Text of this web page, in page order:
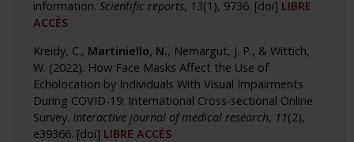
information. Scientific reports, 13(1), 9736. [doi] LIBRE
ACCÈS
Kreidy, C., Martiniello, N., Nemargut, J. P., & Wittich,
W. (2022). How Face Masks Affect the Use of
Echolocation by Individuals With Visual Impairments
During COVID-19: International Cross-sectional Online
Survey. Interactive journal of medical research, 11(2),
e39366. [doi] LIBRE ACCÈS